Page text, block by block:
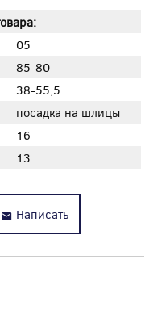
05
85-80
38-55,5
посадка на шлицы
16
13
Написать